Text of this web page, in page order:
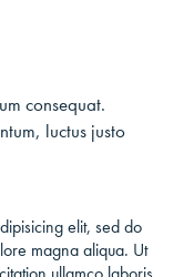
consequat.
luctus justo
elit, sed do
magna aliqua. Ut